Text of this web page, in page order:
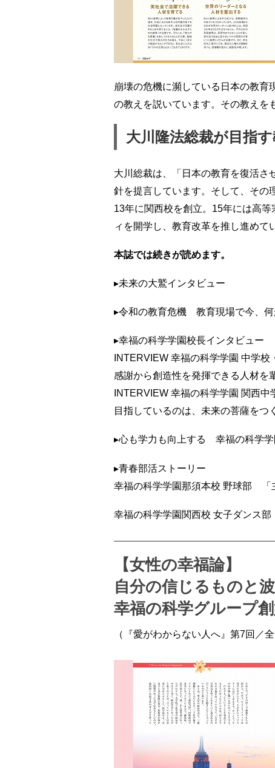
崩壊の危機に瀕している日本の教育
の教えを説いています。その教えを
大川隆法総裁が目指
大川総裁は、「日本の教育を復活さ
針を提言しています。そして、その
13年に関西校を創立。15年には高
ィを開学し、教育改革を推し進めて
本誌では続きが読めます。
▸未来の大鷲インタビュー
▸令和の教育危機 教育現場で今、何
▸幸福の科学学園校長インタビュー
INTERVIEW 幸福の科学学園 中学
感謝から創造性を発揮できる人材を
INTERVIEW 幸福の科学学園 関西
目指しているのは、未来の菩薩をつ
▸心も学力も向上する 幸福の科学学
▸青春部活ストーリー
幸福の科学学園那須本校 野球部 「
幸福の科学学園関西校 女子ダンス
【女性の幸福論】
自分の信じるものと
幸福の科学グループ
（『愛がわからない人へ』第7回／全